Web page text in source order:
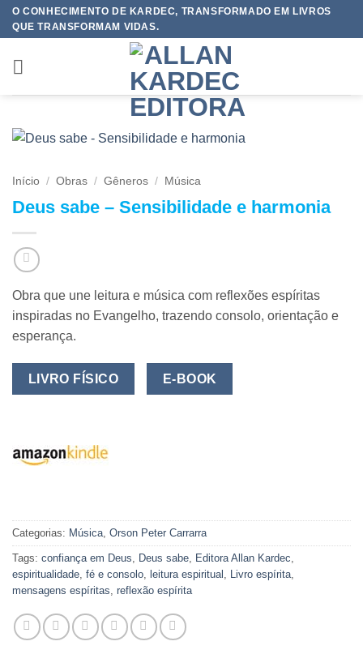
SkipO CONHECIMENTO DE KARDEC, TRANSFORMADO EM LIVROS
QUE TRANSFORMAM VIDAS.
Início / Obras / Gêneros / Música
Deus sabe – Sensibilidade e harmonia
Obra que une leitura e música com reflexões espíritas
inspiradas no Evangelho, trazendo consolo, orientação e
esperança.
LIVRO FÍSICO E-BOOK
Categorias: Música Orson Peter Carrarra
Tags: confiança em Deus Deus sabe Editora Allan Kardec
espiritualidade fé e consolo leitura espiritual Livro espírita
mensagens espíritas reflexão espírita